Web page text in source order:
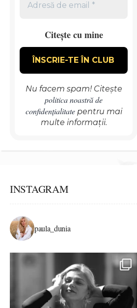
Citește cu mine
Nu facem spam! Citește
politica noastră de
confidențialitatepentru mai
multe informații.
INSTAGRAM
paula_dunia